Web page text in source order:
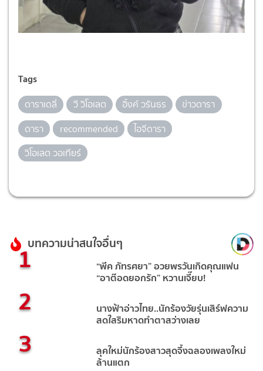
Tags
ดาราเดลี่ วี วิโอเลต อิ้งค์ วรันธร
ข่าวดารา
ดารา
recommended
ไอจีดารา
วิโอเลต วอเทียร์
บทความน่าสนใจอื่นๆ
1 “พีค ภัทรศยา” อวยพรวันเกิดคุณแฟน
“อาต๊อดยอกรัก” หวานเจี๊ยบ!
2 นางฟ้าอ่าวไทย..นักร้องวัยรุ่นเสิร์ฟความ
สดใสริมหาดทำตาสว่างเลย
3 ลุคใหม่นักร้องสาวสุดจึ้งฉลองเพลงใหม่
ล้านแตก